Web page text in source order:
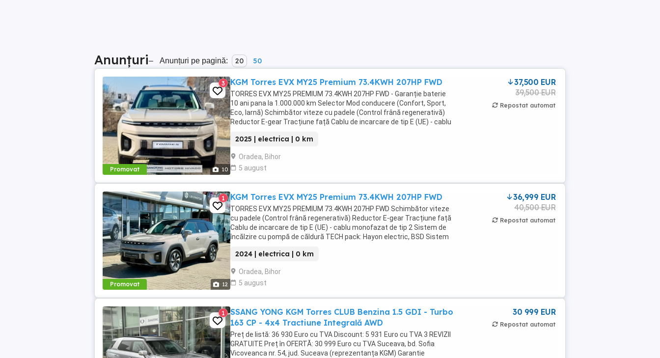
Anunțuri– Anunțuri pe pagină: 20 50
Promovat 10
3 KGM Torres EVX MY25 Premium 73.4KWH 207HP FWD
TORRES EVX MY25 PREMIUM 73.4KWH 207HP FWD - Garanție baterie
10 ani pana la 1.000.000 km Selector Mod conducere (Confort, Sport,
Eco, Iarnă) Schimbător viteze cu padele (Control frână regenerativă)
Reductor E-gear Tracțiune față Cablu de incarcare de tip E (UE) - cablu
2025 | electrica | 0 km
Oradea, Bihor
5 august
37,500 EUR
39,500 EUR
Repostat automat
Promovat 12
1 KGM Torres EVX MY25 Premium 73.4KWH 207HP FWD
TORRES EVX MY25 PREMIUM 73.4KWH 207HP FWD Schimbător viteze
cu padele (Control frână regenerativă) Reductor E-gear Tracțiune față
Cablu de incarcare de tip E (UE) - cablu monofazat de tip 2 Sistem de
încălzire cu pompă de căldură TECH pack: Hayon electric, BSD Sistem
2024 | electrica | 0 km
Oradea, Bihor
5 august
36,999 EUR
40,500 EUR
Repostat automat
1
SSANG YONG KGM Torres CLUB Benzina 1.5 GDI - Turbo
163 CP - 4x4 Tractiune Integrală AWD
Preț de listă: 36 930 Euro cu TVA Discount: 5 931 Euro cu TVA 3 REVIZII
GRATUITE Preț în OFERTĂ: 30 999 Euro cu TVA Suceava, bd. Sofia
Vicoveanca nr. 54, jud. Suceava (reprezentanța KGM) Garantie
30 999 EUR
Repostat automat